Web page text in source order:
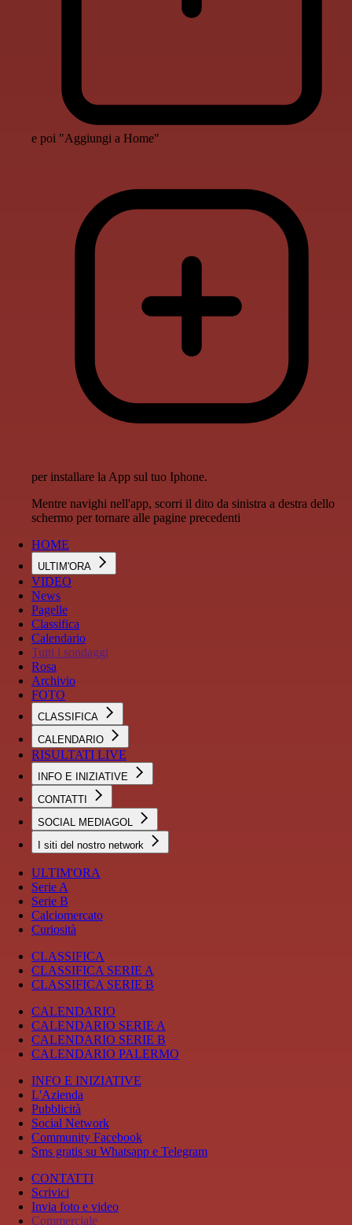
e poi "Aggiungi a Home"
per installare la App sul tuo Iphone.
Mentre navighi nell'app, scorri il dito da sinistra a destra dello
schermo per tornare alle pagine precedenti
HOME
ULTIM'ORA
VIDEO
News
Pagelle
Classifica
Calendario
Tutti i sondaggi
Rosa
Archivio
FOTO
CLASSIFICA
CALENDARIO
RISULTATI LIVE
INFO E INIZIATIVE
CONTATTI
SOCIAL MEDIAGOL
I siti del nostro network
ULTIM'ORA
Serie A
Serie B
Calciomercato
Curiosità
CLASSIFICA
CLASSIFICA SERIE A
CLASSIFICA SERIE B
CALENDARIO
CALENDARIO SERIE A
CALENDARIO SERIE B
CALENDARIO PALERMO
INFO E INIZIATIVE
L'Azienda
Pubblicità
Social Network
Community Facebook
Sms gratis su Whatsapp e Telegram
CONTATTI
Scrivici
Invia foto e video
Commerciale